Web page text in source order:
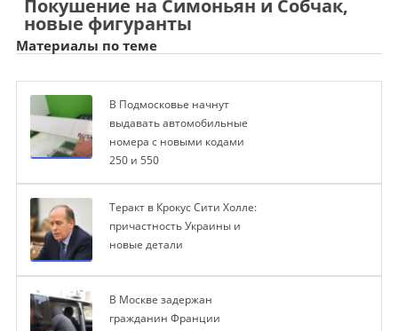
Покушение на Симоньян и Собчак,
новые фигуранты
Материалы по теме
В Подмосковье начнут
выдавать автомобильные
номера с новыми кодами
250 и 550
Теракт в Крокус Сити Холле:
причастность Украины и
новые детали
В Москве задержан
гражданин Франции